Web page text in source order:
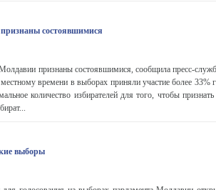
состоявшимися
признаны состоявшимися, сообщила пресс-
времени в выборах приняли участие более 33%
количество избирателей для того, чтобы
выборы